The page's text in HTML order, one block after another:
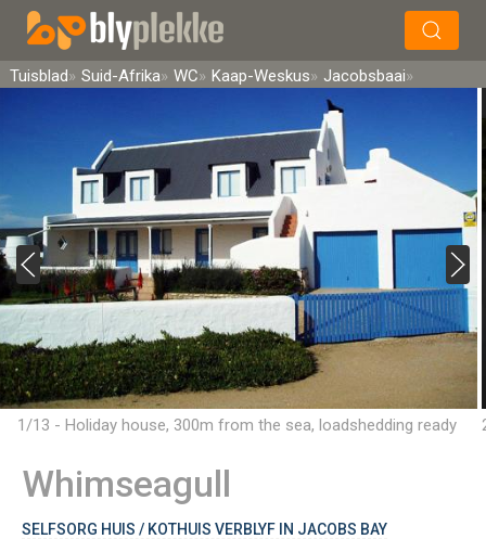
Soek
Tuisblad Suid-Afrika WC Kaap-Weskus Jacobsbaai
1/13 - Holiday house, 300m from the sea, loadshedding ready
Whimseagull
SELFSORG HUIS / KOTHUIS VERBLYF IN JACOBS BAY